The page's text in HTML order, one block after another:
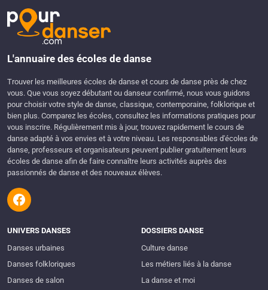
L'annuaire des écoles de danse
Trouver les meilleures écoles de danse et cours de danse près de chez
vous. Que vous soyez débutant ou danseur confirmé, nous vous guidons
pour choisir votre style de danse, classique, contemporaine, folklorique et
bien plus. Comparez les écoles, consultez les informations pratiques pour
vous inscrire. Régulièrement mis à jour, trouvez rapidement le cours de
danse adapté à vos envies et à votre niveau. Les responsables d'écoles de
danse, professeurs et organisateurs peuvent publier gratuitement leurs
écoles de danse afin de faire connaître leurs activités auprès des
passionnés de danse et des nouveaux élèves.
UNIVERS DANSES
Danses urbaines
Danses folkloriques
Danses de salon
DOSSIERS DANSE
Culture danse
Les métiers liés à la danse
La danse et moi